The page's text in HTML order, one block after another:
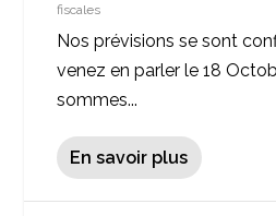
fiscales
Nos prévisions se sont
venez en parler le 18
sommes...
En savoir plus